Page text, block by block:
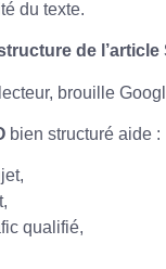
du texte.
de l’article
brouille
bien structuré aide :
qualifié,